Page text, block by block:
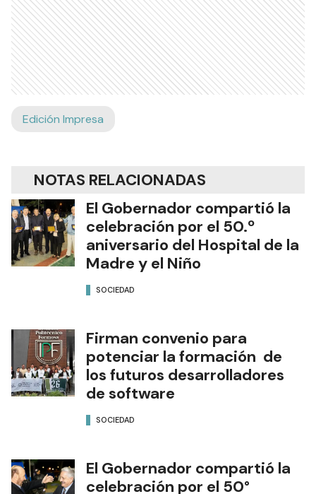
Edición Impresa
NOTAS RELACIONADAS
El Gobernador compartió la
celebración por el 50.º
aniversario del Hospital de la
Madre y el Niño
SOCIEDAD
Firman convenio para
potenciar la formación de
los futuros desarrolladores
de software
SOCIEDAD
El Gobernador compartió la
celebración por el 50°